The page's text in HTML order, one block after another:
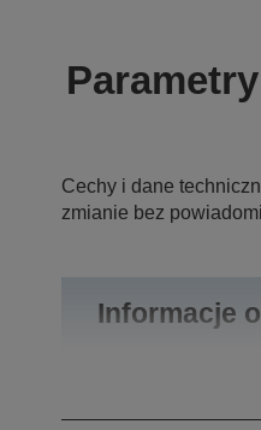
Cechy i dane
zmianie bez
Informacje